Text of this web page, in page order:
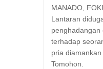
MANADO,
Lantaran
penghadangan
terhadap
pria
Tomohon.